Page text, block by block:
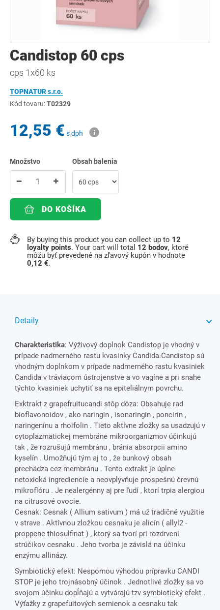
Candistop 60 cps
cps 1x60 ks
TOPNATUR s.r.o.
Kód tovaru:T02329
12,55 € s dph
Množstvo Obsah balenia
DO KOŠÍKA
By buying this product you can collect up to 12
loyalty points. Your cart will total 12 bodov, ktoré
môžu byť prevedené na zľavový kupón v hodnote
0,12 €.
Detaily
Charakteristika: Výživový doplnok Candistop je vhodný v
prípade nadmerného rastu kvasinky Candida.Candistop sú
vhodným doplnkom v prípade nadmerného rastu kvasiniek
Candida v tráviacom ústrojenstve a vo vagíne a pri snahe
týchto kvasiniek uchytiť sa na epiteliálnym povrchu.
Exktrakt z grapefruitucandi stôp dóza: Obsahuje rad
bioflavonoidov , ako naringin , isonaringin , poncirin ,
naringenínu a rhoifolin . Tieto aktívne zložky sa usadzujú v
cytoplazmatickej membráne mikroorganizmov účinkujú
tak , že rozrušujú membránu , bránia absorpcii amino
kyselín . Umožňujú tým aj to , že bunkový obsah
prechádza cez membránu . Tento extrakt je úplne
netoxická ingrediencie a neovplyvňuje prospešnú črevnú
mikroflóru . Je nealergénny aj pre ľudí , ktorí trpia alergiou
na citrusové ovocie.
Cesnak: Cesnak ( Allium sativum ) má už tradičné využitie
v strave . Aktívnou zložkou cesnaku je alicín ( allyl2 -
proppene thiosulfinat ) , ktorý sa tvorí pri rozdrvení
strúčikov cesnaku . Jeho tvorba je závislá na účinku
enzýmu allinázy.
Symbiotický efekt: Nespornou výhodou prípravku CANDI
STOP je jeho trojnásobný účinok . Jednotlivé zložky sa vo
svojom účinku dopĺňajú a vytvárajú tzv symbiotický efekt .
Výťažky z grapefuitových semienok a cesnaku tak